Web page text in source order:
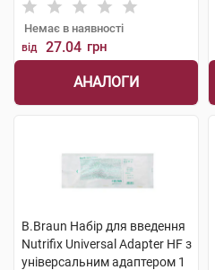
Немає в наявності
від 27.04 грн
АНАЛОГИ
B.Braun Набір для введення
Nutrifix Universal Adapter HF з
універсальним адаптером 1